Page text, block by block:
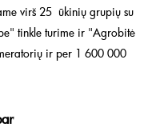
virš 25 ūkinių grupių su
tinkle turime ir "Agrobitė
ir per 1 600 000